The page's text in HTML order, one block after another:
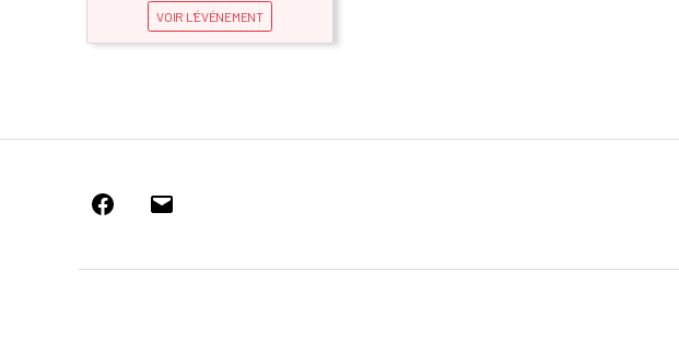
VOIR L'ÉVÉNEMENT
Facebook
E-
mail